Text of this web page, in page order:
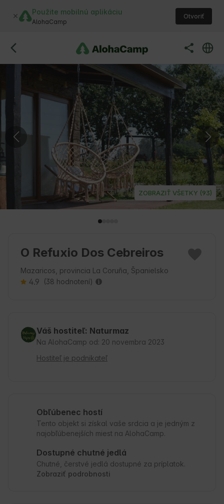
Použite mobilnú aplikáciu
AlohaCamp
Otvoriť
ZOBRAZIŤ VŠETKY (93)
O Refuxio Dos Cebreiros
Mazaricos, provincia La Coruña, Španielsko
4.9 (38 hodnotení)
Váš hostiteľ: Naturmaz
Na AlohaCamp od: 20 novembra 2023
Hostiteľ je podnikateľ
Obľúbenec hostí
Tento objekt si získal vaše srdcia a je jedným z
najobľúbenejších miest na AlohaCamp.
Dostupné chutné jedlá
Chutné, čerstvé jedlá dostupné za príplatok.
Zobraziť podrobnosti